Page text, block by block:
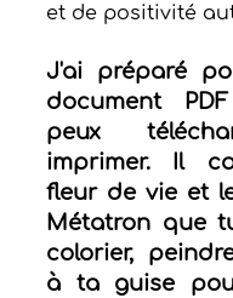
et de positivité
J'ai préparé
document
peux
imprimer. Il
fleur de vie et
Métatron que
colorier,
à ta guise